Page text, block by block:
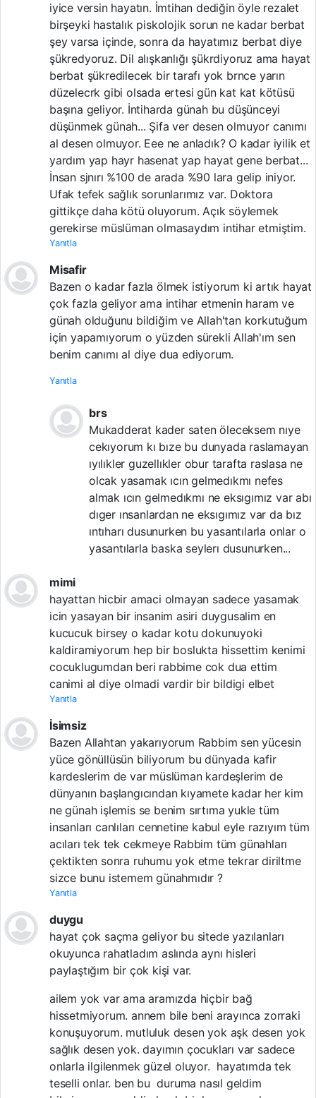
iyice versin hayatın. İmtihan dediğin öyle rezalet
birşeyki hastalık piskolojik sorun ne kadar berbat
şey varsa içinde, sonra da hayatımız berbat diye
şükredyoruz. Dil alışkanlığı şükrdiyoruz ama hayat
berbat şükredilecek bir tarafı yok brnce yarın
düzelecrk gibi olsada ertesi gün kat kat kötüsü
başına geliyor. İntiharda günah bu düşünceyi
düşünmek günah... Şifa ver desen olmuyor canımı
al desen olmuyor. Eee ne anladık? O kadar iyilik et
yardım yap hayr hasenat yap hayat gene berbat...
İnsan sjnırı %100 de arada %90 lara gelip iniyor.
Ufak tefek sağlık sorunlarımız var. Doktora
gittikçe daha kötü oluyorum. Açık söylemek
gerekirse müslüman olmasaydım intihar etmiştim.
Yanıtla
Misafir
Bazen o kadar fazla ölmek istiyorum ki artık hayat
çok fazla geliyor ama intihar etmenin haram ve
günah olduğunu bildiğim ve Allah'tan korkutuğum
için yapamıyorum o yüzden sürekli Allah'ım sen
benim canımı al diye dua ediyorum.
Yanıtla
brs
Mukadderat kader saten öleceksem nıye
cekıyorum kı bıze bu dunyada raslamayan
ıyılıkler guzellıkler obur tarafta raslasa ne
olcak yasamak ıcın gelmedıkmı nefes
almak ıcın gelmedıkmı ne eksıgımız var abı
dıger ınsanlardan ne eksıgımız var da bız
ıntıharı dusunurken bu yasantılarla onlar o
yasantılarla baska seylerı dusunurken...
mimi
hayattan hicbir amaci olmayan sadece yasamak
icin yasayan bir insanim asiri duygusalim en
kucucuk birsey o kadar kotu dokunuyoki
kaldiramiyorum hep bir boslukta hissettim kenimi
cocuklugumdan beri rabbime cok dua ettim
canimi al diye olmadi vardir bir bildigi elbet
Yanıtla
İsimsiz
Bazen Allahtan yakarıyorum Rabbim sen yücesin
yüce gönüllüsün biliyorum bu dünyada kafir
kardeslerim de var müslüman kardeşlerim de
dünyanın başlangıcından kıyamete kadar her kim
ne günah işlemis se benim sırtıma yukle tüm
insanları canlıları cennetine kabul eyle razıyım tüm
acıları tek tek cekmeye Rabbim tüm günahları
çektikten sonra ruhumu yok etme tekrar diriltme
sizce bunu istemem günahmıdır ?
Yanıtla
duygu
hayat çok saçma geliyor bu sitede yazılanları
okuyunca rahatladım aslında aynı hisleri
paylaştığım bir çok kişi var.
ailem yok var ama aramızda hiçbir bağ
hissetmiyorum. annem bile beni arayınca zorraki
konuşuyorum. mutluluk desen yok aşk desen yok
sağlık desen yok. dayımın çocukları var sadece
onlarla ilgilenmek güzel oluyor. hayatımda tek
teselli onlar. ben bu duruma nasıl geldim